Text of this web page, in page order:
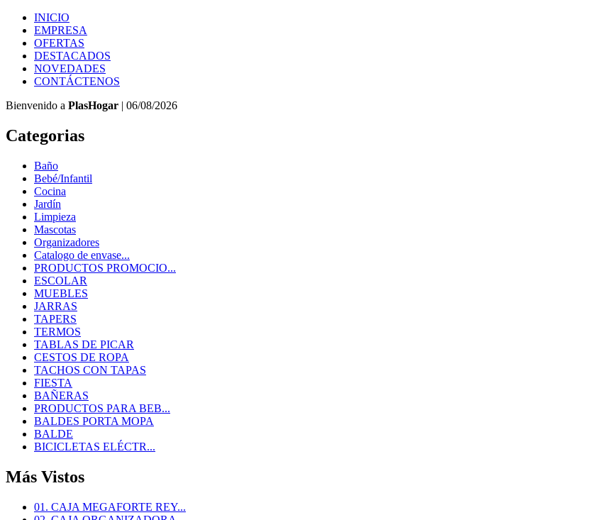
INICIO
EMPRESA
OFERTAS
DESTACADOS
NOVEDADES
CONTÁCTENOS
Bienvenido a PlasHogar | 06/08/2026
Categorias
Baño
Bebé/Infantil
Cocina
Jardín
Limpieza
Mascotas
Organizadores
Catalogo de envase...
PRODUCTOS PROMOCIO...
ESCOLAR
MUEBLES
JARRAS
TAPERS
TERMOS
TABLAS DE PICAR
CESTOS DE ROPA
TACHOS CON TAPAS
FIESTA
BAÑERAS
PRODUCTOS PARA BEB...
BALDES PORTA MOPA
BALDE
BICICLETAS ELÉCTR...
Más Vistos
01. CAJA MEGAFORTE REY...